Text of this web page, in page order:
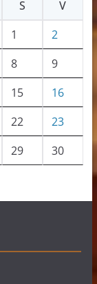
S
V
1
2
8
9
15
16
22
23
29 30